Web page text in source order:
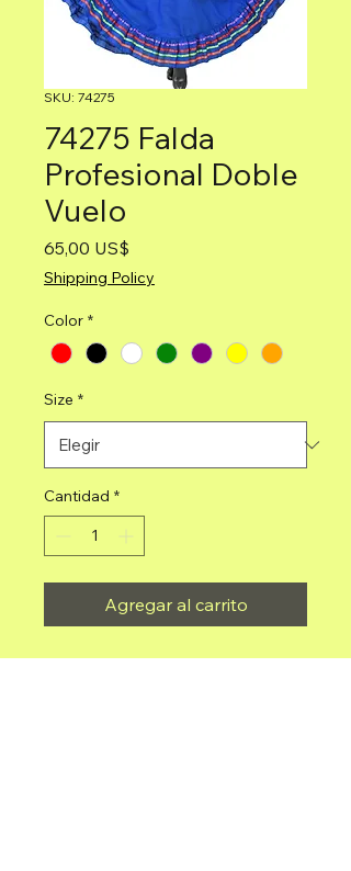
SKU: 74275
74275 Falda
Profesional Doble
Vuelo
65,00 US$
Shipping Policy
Color *
Size *
Cantidad *
Agregar al carrito